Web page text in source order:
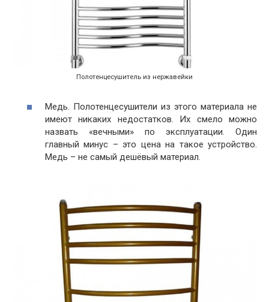
Полотенцесушитель из нержавейки
Медь. Полотенцесушители из этого материала не
имеют никаких недостатков. Их смело можно
назвать «вечными» по эксплуатации. Один
главный минус – это цена на такое устройство.
Медь – не самый дешёвый материал.